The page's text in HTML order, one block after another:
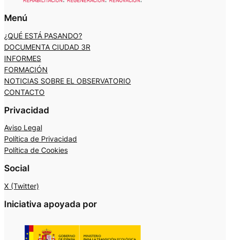
Menú
¿QUÉ ESTÁ PASANDO?
DOCUMENTA CIUDAD 3R
INFORMES
FORMACIÓN
NOTICIAS SOBRE EL OBSERVATORIO
CONTACTO
Privacidad
Aviso Legal
Política de Privacidad
Política de Cookies
Social
X (Twitter)
Iniciativa apoyada por